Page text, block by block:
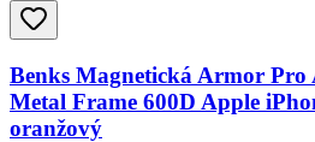
Benks Magnetická Armor
Metal Frame 600D Apple
oranžový